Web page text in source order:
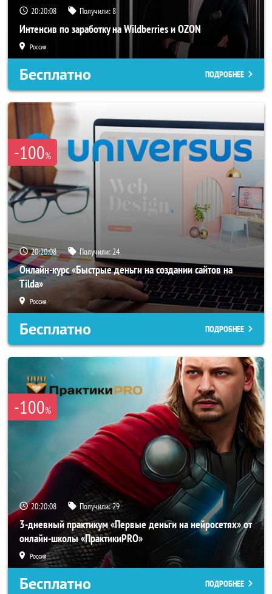
20:20:05 Получили:8
Интенсив по заработку на Wildberries и OZON
Россия
Бесплатно ПОДРОБНЕЕ
-100%
20:20:05 Получили:24
Онлайн-курс «Быстрые деньги на создании сайтов на
Tilda»
Россия
Бесплатно ПОДРОБНЕЕ
-100%
20:20:05 Получили:29
3-дневный практикум «Первые деньги на нейросетях» от
онлайн-школы «ПрактикиPRO»
Россия
Бесплатно ПОДРОБНЕЕ